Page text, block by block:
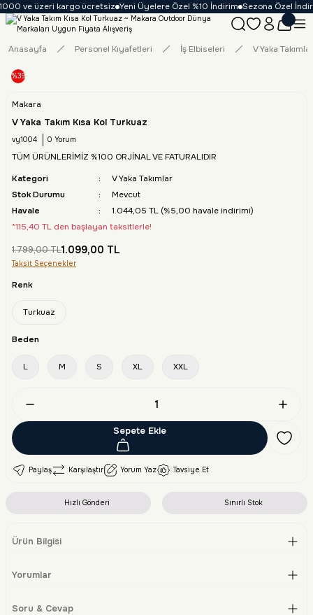
ve üzeri kargo ücretsiz Yeni Üyelere Özel %10 İndirim Sezona Özel
Anasayfa Personel Kıyafetleri İş Elbiseleri V Yaka Takımlar
%39
Makara
V Yaka Takım Kısa Kol Turkuaz
vy1004 0 Yorum
TÜM ÜRÜNLERİMİZ %100 ORJİNAL VE FATURALIDIR
Kategori
V Yaka Takımlar
Stok Durumu
Mevcut
Havale
1.044,05 TL (%5,00 havale indirimi)
*115,40 TL den başlayan taksitlerle!
1.799,00 TL1.099,00 TL
Taksit Seçenekler
Renk
Turkuaz
Beden
L M S XL XXL
Sepete Ekle
Paylaş Karşılaştır Yorum Yaz Tavsiye Et
Hızlı Gönderi Sınırlı Stok
Ürün Bilgisi
Yorumlar
Soru & Cevap